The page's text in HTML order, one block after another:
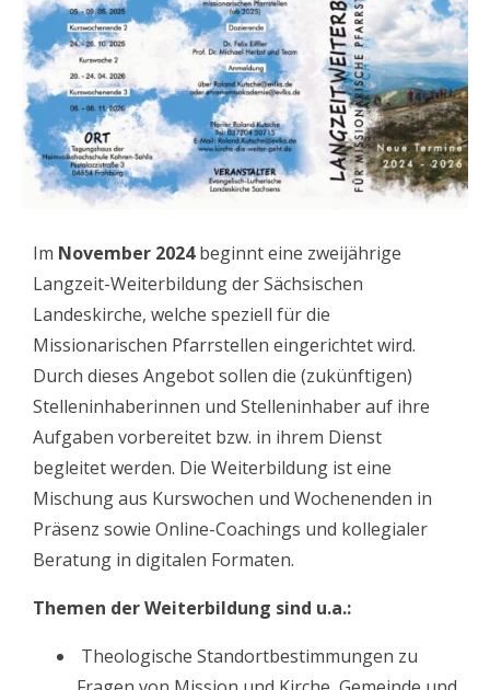
Im November 2024beginnt eine zweijährige
Langzeit-Weiterbildung der Sächsischen
Landeskirche, welche speziell für die
Missionarischen Pfarrstellen eingerichtet wird.
Durch dieses Angebot sollen die (zukünftigen)
Stelleninhaberinnen und Stelleninhaber auf ihre
Aufgaben vorbereitet bzw. in ihrem Dienst
begleitet werden. Die Weiterbildung ist eine
Mischung aus Kurswochen und Wochenenden in
Präsenz sowie Online-Coachings und kollegialer
Beratung in digitalen Formaten.
Themen der Weiterbildung sind u.a.:
Theologische Standortbestimmungen zu